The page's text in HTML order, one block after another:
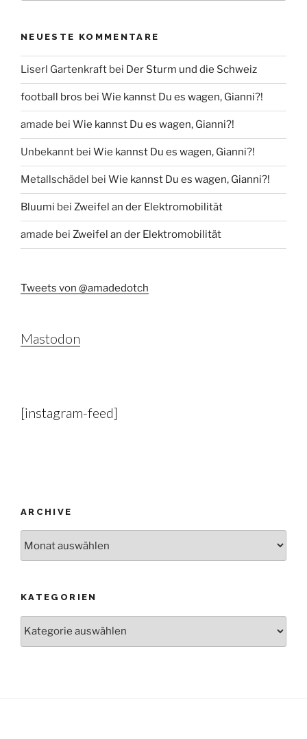
NEUESTE KOMMENTARE
Liserl Gartenkraft bei Der Sturm und die Schweiz
football bros bei Wie kannst Du es wagen, Gianni?!
amade bei Wie kannst Du es wagen, Gianni?!
Unbekannt bei Wie kannst Du es wagen, Gianni?!
Metallschädel bei Wie kannst Du es wagen, Gianni?!
Bluumi bei Zweifel an der Elektromobilität
amade bei Zweifel an der Elektromobilität
Tweets von @amadedotch
Mastodon
[instagram-feed]
ARCHIVE
KATEGORIEN